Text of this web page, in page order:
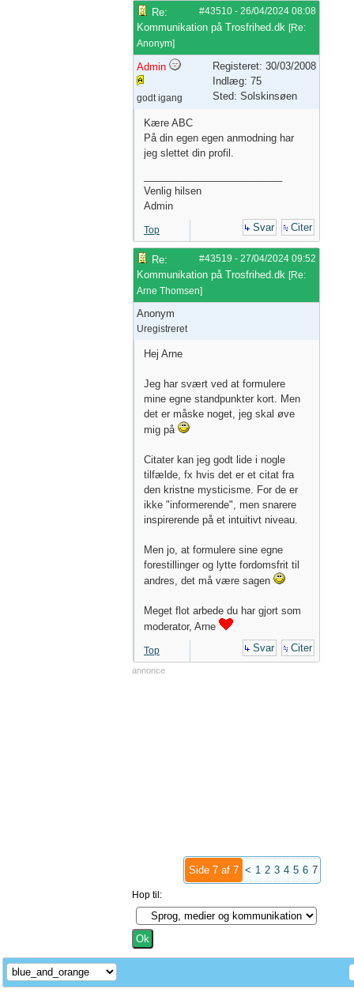
#43510 - 26/04/2024 08:08
Re:
Kommunikation på Trosfrihed.dk [Re:
Anonym]
Admin
godt igang
Registeret: 30/03/2008
Indlæg: 75
Sted: Solskinsøen
Kære ABC
På din egen egen anmodning har
jeg slettet din profil.
Venlig hilsen
Admin
Top Svar Citer
#43519 - 27/04/2024 09:52
Re:
Kommunikation på Trosfrihed.dk [Re:
Arne Thomsen]
Anonym
Uregistreret
Hej Arne
Jeg har svært ved at formulere
mine egne standpunkter kort. Men
det er måske noget, jeg skal øve
mig på
Citater kan jeg godt lide i nogle
tilfælde, fx hvis det er et citat fra
den kristne mysticisme. For de er
ikke "informerende", men snarere
inspirerende på et intuitivt niveau.
Men jo, at formulere sine egne
forestillinger og lytte fordomsfrit til
andres, det må være sagen
Meget flot arbede du har gjort som
moderator, Arne
Top Svar Citer
annonce
Side 7 af 7 < 1 2 3 4 5 6 7
Hop til: